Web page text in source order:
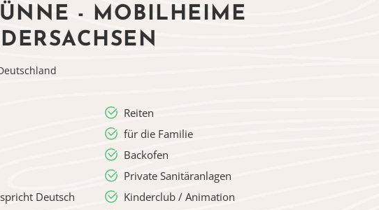
- MOBILHEIME
Reiten
für die Familie
Backofen
Private Sanitäranlagen
Deutsch
Kinderclub / Animation